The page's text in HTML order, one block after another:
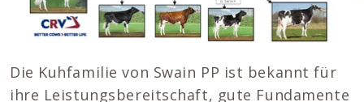
Die Kuhfamilie von Swain PP ist bekannt für
ihre Leistungsbereitschaft, gute Fundamente